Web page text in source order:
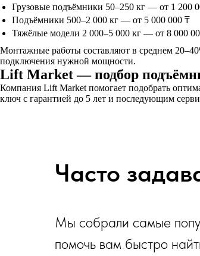
Грузовые подъёмники 50–250 кг — от 1 200
Подъёмники 500–2 000 кг — от 5 000 000 ₸
Тяжёлые модели 2 000–5 000 кг — от 8 000
Монтажные работы составляют в среднем
подключения нужной мощности.
Lift Market — подбор
Компания Lift Market помогает подобрать
ключ с гарантией до 5 лет и последующим
Часто
Мы собрали самые
помочь вам быстро